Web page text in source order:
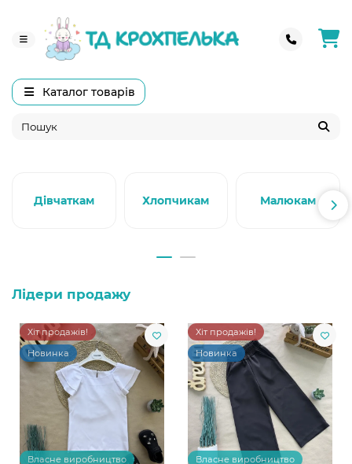
Каталог товарів
Дівчаткам Хлопчикам Малюкам
Лідери продажу
Хіт продажів!
Новинка
Власне виробництво
Хіт продажів!
Новинка
Власне виробництво